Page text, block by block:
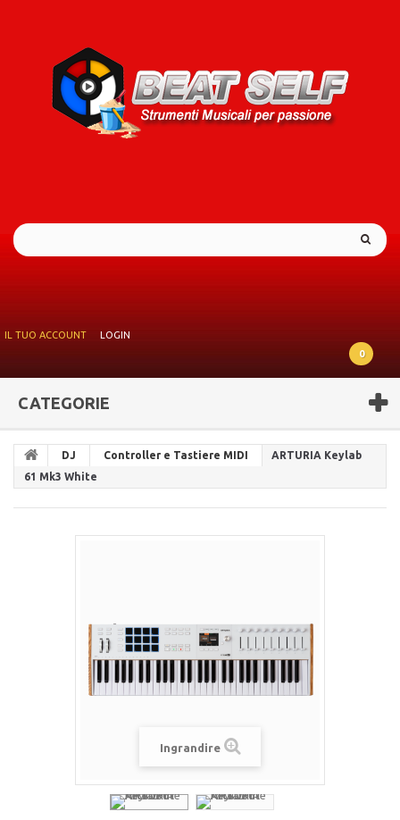
IL TUO ACCOUNT
LOGIN
0
CATEGORIE
DJ Controller e Tastiere MIDI
ARTURIA Keylab
61 Mk3 White
Ingrandire